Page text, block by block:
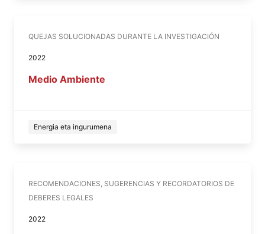
QUEJAS SOLUCIONADAS DURANTE LA INVESTIGACIÓN
2022
Medio Ambiente
Energia eta ingurumena
RECOMENDACIONES, SUGERENCIAS Y RECORDATORIOS DE
DEBERES LEGALES
2022